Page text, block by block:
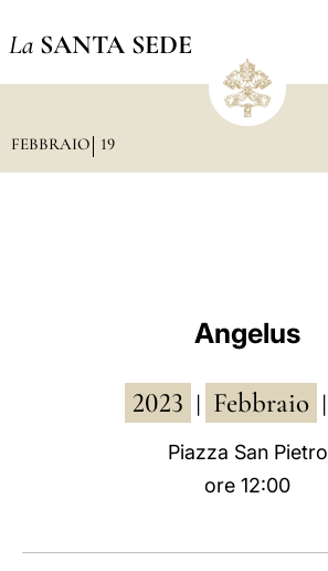
La SANTA SEDE
FEBBRAIO 19
Angelus
2023 Febbraio
Piazza San Pietro
ore 12:00